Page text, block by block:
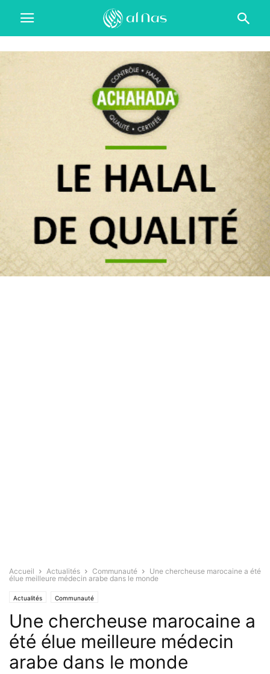
Accueil Actualités Communauté
Une chercheuse marocaine a été
élue meilleure médecin arabe dans le monde
Actualités Communauté
Une chercheuse marocaine a
été élue meilleure médecin
arabe dans le monde